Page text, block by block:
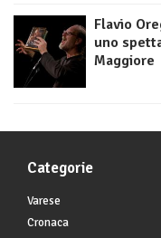
Flavio
uno
Maggiore
Categorie
Varese
Cronaca